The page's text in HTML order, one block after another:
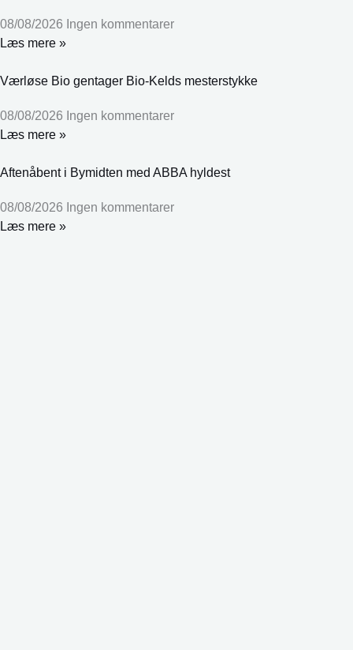
08/08/2026 Ingen kommentarer
Læs mere »
Værløse Bio gentager Bio-Kelds mesterstykke
08/08/2026 Ingen kommentarer
Læs mere »
Aftenåbent i Bymidten med ABBA hyldest
08/08/2026 Ingen kommentarer
Læs mere »